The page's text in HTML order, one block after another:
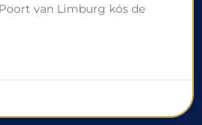
van Limburg kós de